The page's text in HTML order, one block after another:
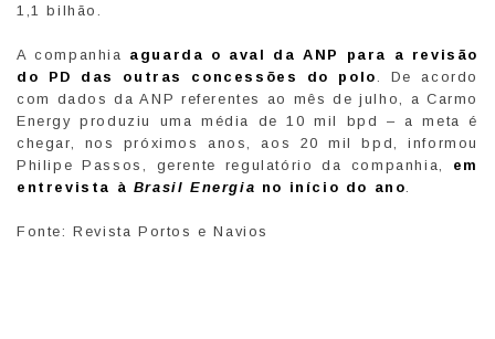
1,1 bilhão.
A companhia aguarda o aval da ANP para a revisão
do PD das outras concessões do polo
. De acordo
com dados da ANP referentes ao mês de julho, a Carmo
Energy produziu uma média de 10 mil bpd – a meta é
chegar, nos próximos anos, aos 20 mil bpd, informou
Philipe Passos, gerente regulatório da companhia, em
entrevista à Brasil Energia no início do ano
Fonte: Revista Portos e Navios